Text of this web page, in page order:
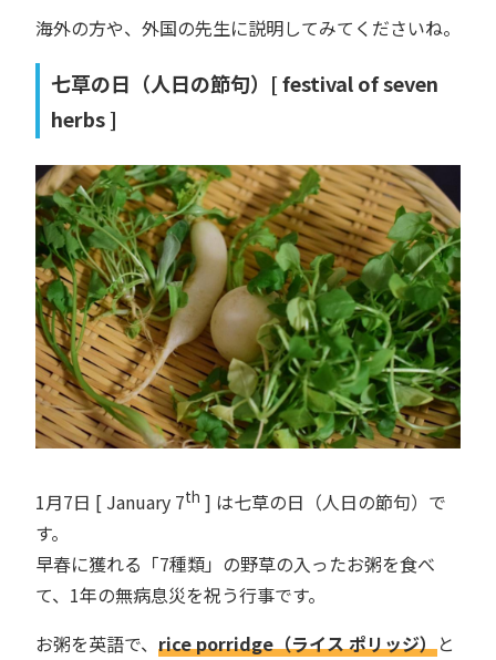
海外の方や、外国の先生に説明してみてくださいね。
七草の日（人日の節句）[ festival of seven
herbs ]
1月7日 [ January 7th ] は七草の日（人日の節句）で
す。
早春に獲れる「7種類」の野草の入ったお粥を食べ
て、1年の無病息災を祝う行事です。
お粥を英語で、 rice porridge（ライス ポリッジ）と